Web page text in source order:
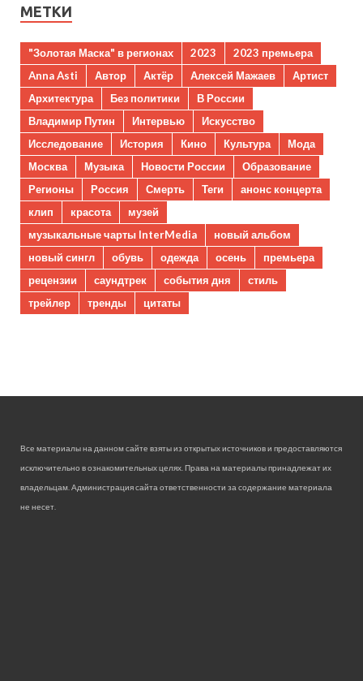
МЕТКИ
"Золотая Маска" в регионах 2023
2023 премьера
Anna Asti
Автор Актёр Алексей Мажаев
Артист
Архитектура
Без политики
В России
Владимир Путин
Интервью
Искусство
Исследование
История Кино Культура
Мода
Москва
Музыка Новости России
Образование
Регионы
Россия Смерть Теги
анонс концерта
клип
красота
музей
музыкальные чарты InterMedia
новый альбом
новый сингл
обувь одежда осень
премьера
рецензии
саундтрек события дня
стиль
трейлер
тренды цитаты
Все материалы на данном сайте взяты из открытых источников и предоставляются
исключительно в ознакомительных целях. Права на материалы принадлежат их
владельцам. Администрация сайта ответственности за содержание материала
не несет.